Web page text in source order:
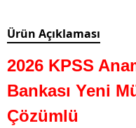
Ürün Açıklaması
2026 KPSS
Bankası Yeni
Çözümlü